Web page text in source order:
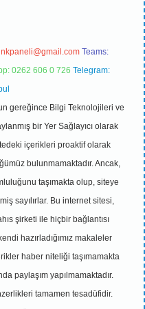
Teams:
0262 606 0 726 Telegram:
gereğince Bilgi Teknolojileri ve
bir Yer Sağlayıcı olarak
içerikleri proaktif olarak
bulunmamaktadır. Ancak,
taşımakta olup, siteye
sayılırlar. Bu internet sitesi,
şirketi ile hiçbir bağlantısı
hazırladığımız makaleler
haber niteliği taşımamakta
paylaşım yapılmamaktadır.
tamamen tesadüfidir.